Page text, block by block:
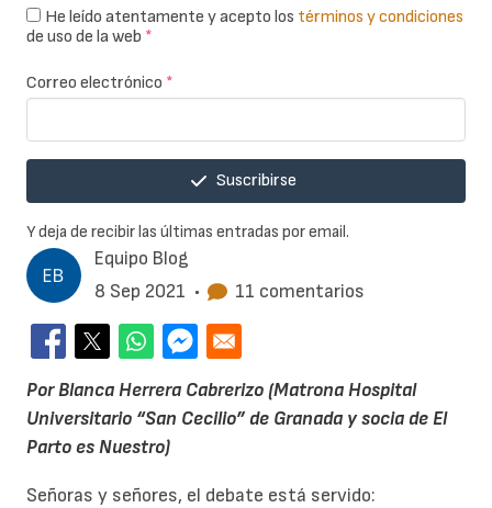
Equipo Blog
8 Sep 2021 • 11 comentarios
Por Blanca Herrera Cabrerizo (Matrona Hospital
Universitario “San Cecilio” de Granada y socia de El
Parto es Nuestro)
Señoras y señores, el debate está servido:
He leído atentamente y acepto los términos y condiciones
de uso de la web *
Correo electrónico *
Suscribirse
Y deja de recibir las últimas entradas por email.